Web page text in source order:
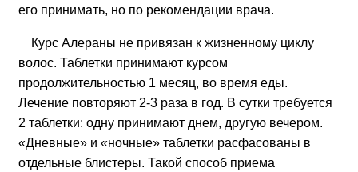
его принимать, но по рекомендации врача.
Курс Алераны не привязан к жизненному циклу
волос. Таблетки принимают курсом
продолжительностью 1 месяц, во время еды.
Лечение повторяют 2-3 раза в год. В сутки требуется
2 таблетки: одну принимают днем, другую вечером.
«Дневные» и «ночные» таблетки расфасованы в
отдельные блистеры. Такой способ приема